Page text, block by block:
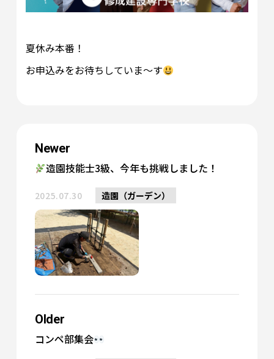
夏休み本番！
お申込みをお待ちしていま～す
Newer
造園技能士3級、今年も挑戦しました！
2025.07.30 造園（ガーデン）
Older
コンペ部集会